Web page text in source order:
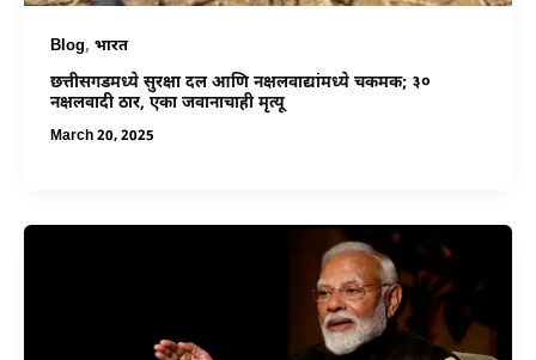
Blog, भारत
छत्तीसगडमध्ये सुरक्षा दल आणि नक्षलवाद्यांमध्ये चकमक; ३०
नक्षलवादी ठार, एका जवानाचाही मृत्यू
March 20, 2025